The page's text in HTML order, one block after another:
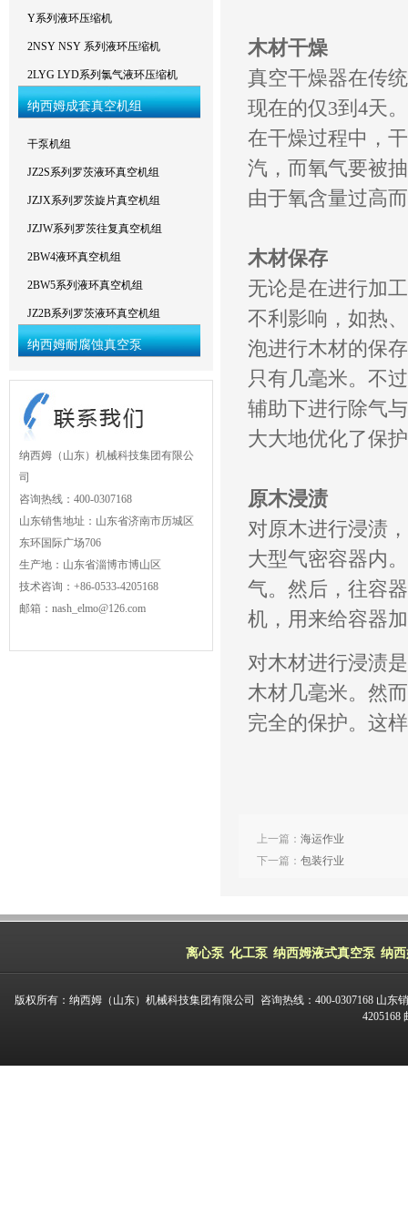
Y系列液环压缩机
2NSY NSY 系列液环压缩机
2LYG LYD系列氯气液环压缩机
纳西姆成套真空机组
干泵机组
JZ2S系列罗茨液环真空机组
JZJX系列罗茨旋片真空机组
JZJW系列罗茨往复真空机组
2BW4液环真空机组
2BW5系列液环真空机组
JZ2B系列罗茨液环真空机组
纳西姆耐腐蚀真空泵
纳西姆（山东）机械科技集团有限公
司
咨询热线：400-0307168
山东销售地址：山东省济南市历城区
东环国际广场706
生产地：山东省淄博市博山区
技术咨询：+86-0533-4205168
邮箱：nash_elmo@126.com
木材干燥
真空干燥器在传
现在的仅3到4天。
在干燥过程中，
汽，而氧气要被
由于氧含量过高
木材保存
无论是在进行加
不利影响，如热
泡进行木材的保
只有几毫米。不
辅助下进行除气
大大地优化了保
原木浸渍
对原木进行浸渍
大型气密容器内
气。然后，往容
机，用来给容器
对木材进行浸渍
木材几毫米。然
完全的保护。这
上一篇： 海运作业
下一篇： 包装行业
离心泵 化工泵 纳西姆液式真空泵 纳
版权所有：纳西姆（山东）机械科技集团有限公司 咨询热线：400-0307168 山
4205168